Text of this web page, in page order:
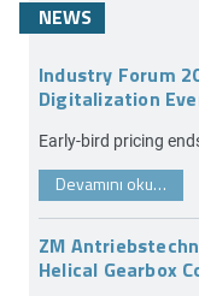
NEWS
Industry Forum
Digitalization
Early-bird pricing
Devamını oku…
ZM
Helical Gearbox